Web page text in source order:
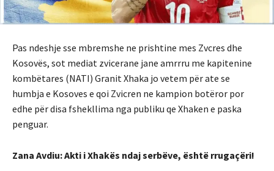
Pas ndeshje sse mbremshe ne prishtine mes Zvcres dhe
Kosovës, sot mediat zvicerane jane amrrru me kapitenine
kombëtares (NATI) Granit Xhaka jo vetem për ate se
humbja e Kosoves e qoi Zvicren ne kampion botëror por
edhe për disa fshekllima nga publiku qe Xhaken e paska
penguar.
Zana Avdiu: Akti i Xhakës ndaj serbëve, është rrugaçëri!